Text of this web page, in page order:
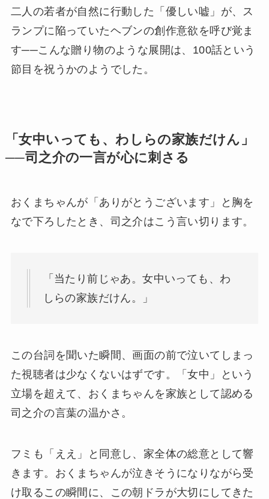
二人の若者が自然に行動した「優しい嘘」が、ス
ランプに陥っていたヘブンの創作意欲を呼び覚ま
す──こんな贈り物のような展開は、100話という
節目を祝うかのようでした。
「女中いっても、わしらの家族だけん」
──司之介の一言が心に刺さる
おくまちゃんが「ありがとうございます」と胸を
なで下ろしたとき、司之介はこう言い切ります。
「当たり前じゃあ。女中いっても、わ
しらの家族だけん。」
この台詞を聞いた瞬間、画面の前で泣いてしまっ
た視聴者は少なくないはずです。「女中」という
立場を超えて、おくまちゃんを家族として認める
司之介の言葉の温かさ。
フミも「ええ」と同意し、家全体の総意として響
きます。おくまちゃんが泣きそうになりながら受
け取るこの瞬間に、この朝ドラが大切にしてきた